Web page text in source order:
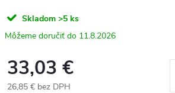
Skladom >5 ks
11.8.2026
33,03 €
26,85 € bez DPH